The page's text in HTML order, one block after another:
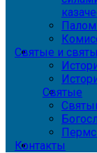
Святые и
Святые
Контакты